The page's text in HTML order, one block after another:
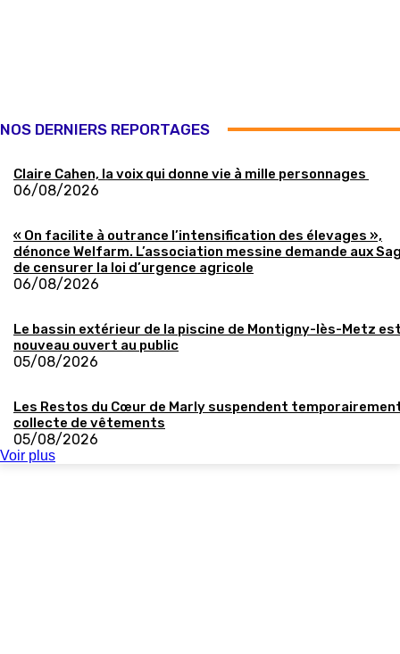
NOS DERNIERS REPORTAGES
Claire Cahen, la voix qui donne vie à mille personnages
06/08/2026
« On facilite à outrance l’intensification des élevages »,
dénonce Welfarm. L’association messine demande aux
de censurer la loi d’urgence agricole
06/08/2026
Le bassin extérieur de la piscine de Montigny-lès-Metz
nouveau ouvert au public
05/08/2026
Les Restos du Cœur de Marly suspendent
collecte de vêtements
05/08/2026
Voir plus